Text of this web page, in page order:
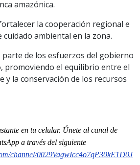
amazónica.
la cooperación regional e
ambiental en la zona.
parte de los esfuerzos del gobierno
promoviendo el equilibrio entre el
y la conservación de los recursos
en tu celular. Únete al canal de
a través del siguiente
channel/0029VagwIcc4o7qP30kE1D0J